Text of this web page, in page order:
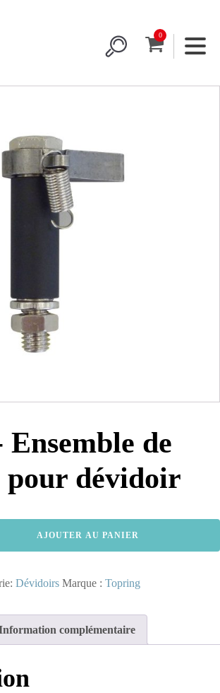
Ensemble de
pour dévidoir
AJOUTER AU PANIER
Dévidoirs Marque : Topring
complémentaire